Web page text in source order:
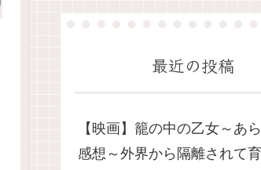
最近の投稿
【映画】籠の中の乙女～あ
感想～外界から隔離されて